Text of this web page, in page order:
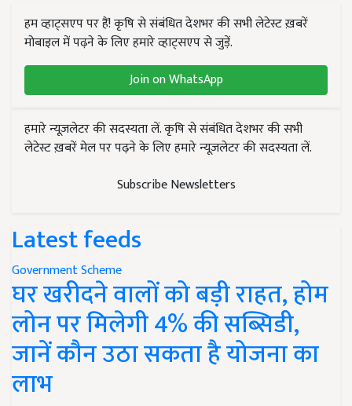
हम व्हाट्सएप पर हैं! कृषि से संबंधित देशभर की सभी लेटेस्ट ख़बरें
मोबाइल में पढ़ने के लिए हमारे व्हाट्सएप से जुड़ें.
Join on WhatsApp
हमारे न्यूज़लेटर की सदस्यता लें. कृषि से संबंधित देशभर की सभी
लेटेस्ट ख़बरें मेल पर पढ़ने के लिए हमारे न्यूज़लेटर की सदस्यता लें.
Subscribe Newsletters
Latest feeds
Government Scheme
घर खरीदने वालों को बड़ी राहत, होम
लोन पर मिलेगी 4% की सब्सिडी,
जानें कौन उठा सकता है योजना का
लाभ